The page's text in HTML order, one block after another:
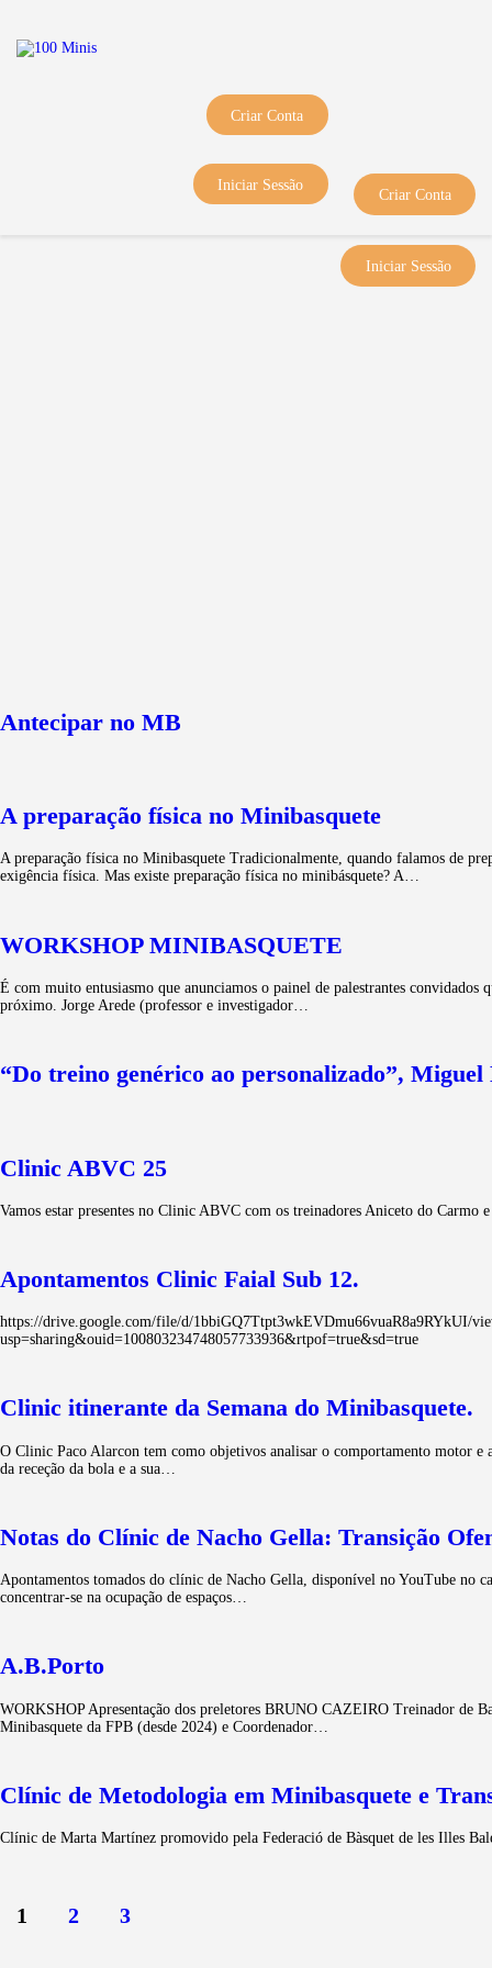
Criar Conta
Iniciar Sessão
Criar Conta
Iniciar Sessão
Sobre Nós
Antecipar no MB
A preparação física no Minibasquete
A preparação física no Minibasquete Tradicionalmente, quando falamos de
exigência física. Mas existe preparação física no minibásquete? A…
WORKSHOP MINIBASQUETE
É com muito entusiasmo que anunciamos o painel de palestrantes
próximo. Jorge Arede (professor e investigador…
“Do treino genérico ao personalizado”,
Clinic ABVC 25
Vamos estar presentes no Clinic ABVC com os treinadores Aniceto do Carmo
Apontamentos Clinic Faial Sub 12.
https://drive.google.com/file/d/1bbiGQ7Ttpt3wkEVDmu66vuaR8a9RYkUI/
usp=sharing&ouid=100803234748057733936&rtpof=true&sd=true
Clinic itinerante da Semana do Minibasquete.
O Clinic Paco Alarcon tem como objetivos analisar o comportamento motor e
da receção da bola e a sua…
Notas do Clínic de Nacho Gella: Transição
Apontamentos tomados do clínic de Nacho Gella, disponível no YouTube no
concentrar-se na ocupação de espaços…
A.B.Porto
WORKSHOP Apresentação dos preletores BRUNO CAZEIRO Treinador de
Minibasquete da FPB (desde 2024) e Coordenador…
Clínic de Metodologia em Minibasquete e
Clínic de Marta Martínez promovido pela Federació de Bàsquet de les Illes
1 2 3